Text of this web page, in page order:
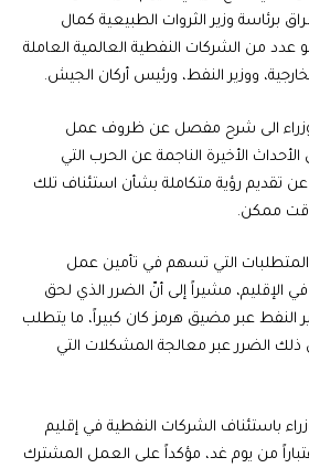
برئاسة وزير الثروات الطبيعية كمال
من الشركات النفطية العالمية العاملة
ووزير النفط، ورئيس أركان الجيش.
الى شرح مفصل عن ظروف عمل
الأخيرة الناجمة عن الحرب التي
تقديم رؤية متكاملة بشأن استئناف تلك
ممكن.
المتطلبات التي تسهم في تأمين عمل
الإقليم، مشيراً إلى أنّ الضرر الذي لحق
النفط عبر مضيق هرمز كان كبيراً، ما يتطلب
الضرر عبر معالجة المشكلات التي
باستئناف الشركات النفطية في إقليم
من يوم غد، مؤكداً على العمل المشترك